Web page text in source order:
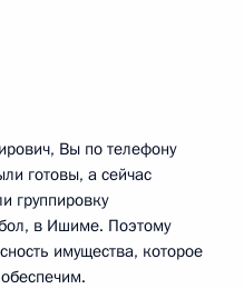
Вы по телефону
готовы, а сейчас
группировку
в Ишиме. Поэтому
имущества, которое